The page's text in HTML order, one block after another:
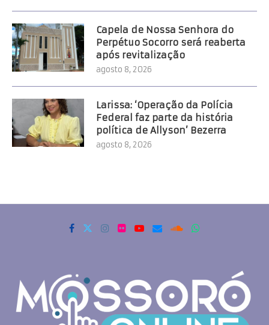
Capela de Nossa Senhora do
Perpétuo Socorro será reaberta
após revitalização
agosto 8, 2026
Larissa: ‘Operação da Polícia
Federal faz parte da história
política de Allyson’ Bezerra
agosto 8, 2026